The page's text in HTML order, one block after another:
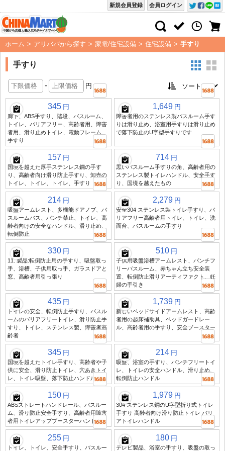
会員ログイン
新規会員登録
ホーム > アリババから探す > 家電/住宅設備 > 住宅設備 > 手すり
手すり
- 円
345 円
廊下、ABS手すり、階段、バスルーム、
トイレ、バリアフリー、高齢者用、障害
者用、滑り止めトイレ、電動フレーム、
手すり
1,649 円
障害者用のステンレス製バスルーム手す
りは滑り止め、浴室用手すりは滑り止め
で落下防止のU字型手すりです
157 円
国境を越えた厚手ステンレス鋼の手す
り、高齢者向け滑り防止手すり、卸売の
トイレ、トイレ、トイレ、手すり
714 円
黒いバスルーム手すりの角、高齢者用の
ステンレス製トイレハンドル、安全手す
り、国境を越えたもの
214 円
吸盤アームレスト、多機能ドアノブ、バ
スルームバス、パンチ禁止、トイレ、高
齢者向けの安全なハンドル、滑り止め、
転倒防止
2,279 円
安全304 ステンレス製トイレ手すり、バ
リアフリー高齢者用トイレ、トイレ、洗
面台、バスルームの手すり
330 円
11. 製品:転倒防止用の手すり、吸盤取っ
手、浴槽、子供用取っ手、ガラスドアと
窓、高齢者用引っ張り
510 円
子供用吸盤浴槽アームレスト、パンチフ
リーバスルーム、赤ちゃん立ち安全装
置、転倒防止滑りアーティファクト、妊
婦の手引き
435 円
トイレの安全、転倒防止手すり、バスル
ームのバリアフリートイレ、滑り防止手
すり、トイレ、ステンレス製、障害者高
齢者
1,739 円
新しいベッドサイドアームレスト、高齢
者用の起床補助具、ベッドガードレー
ル、高齢者用の手すり、安全ブースター
345 円
国境を越えたトイレ手すり、高齢者や子
供に安全、滑り防止トイレ、穴あきトイ
レ、トイレ吸盤、落下防止ハンドル
214 円
吸盤、浴室の手すり、パンチフリートイ
レ、トイレの安全ハンドル、滑り止め、
転倒防止ハンドル
150 円
ABSストレートハンドレール、バスルー
ム、滑り防止安全手すり、高齢者用障害
者用トイレアップブースターハンドル
1,979 円
304 ステンレス鋼のU字型折り式トイレ
手すり 高齢者向け滑り防止トイレ バリ
アトイレハンドル
255 円
トイレ、トイレ、安全手すり、バスルー
180 円
テレビ製品、浴室の手すり、吸盤の取っ